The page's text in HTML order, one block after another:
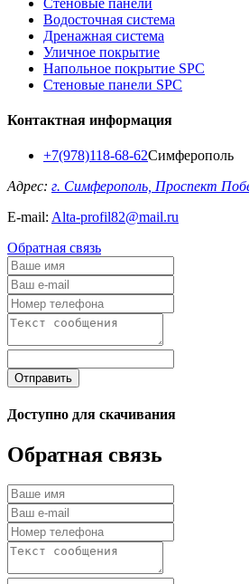
Водосточная система
Дренажная система
Уличное покрытие
Напольное покрытие SPC
Стеновые панели SPC
Контактная информация
+7(978)118-68-62Симферополь
Адрес: г. Симферополь, Проспект
E-mail: Alta-profil82@mail.ru
Обратная связь
Отправить
Доступно для скачивания
Обратная связь